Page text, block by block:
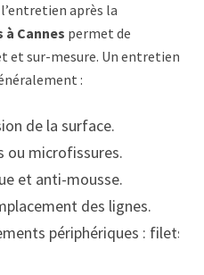
après la
Cannes permet de
et sur-mesure. Un entretien
:
de la surface.
ou microfissures.
et anti-mousse.
des lignes.
périphériques : filets,